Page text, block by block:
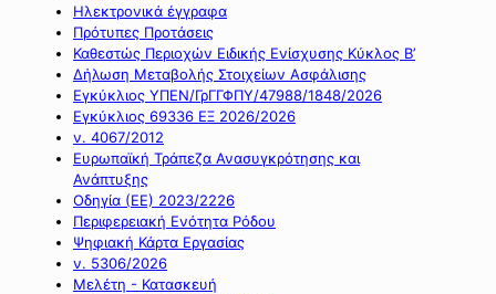
Ηλεκτρονικά έγγραφα
Πρότυπες Προτάσεις
Καθεστώς Περιοχών Ειδικής Ενίσχυσης Κύκλος Β’
Δήλωση Μεταβολής Στοιχείων Ασφάλισης
Εγκύκλιος ΥΠΕΝ/ΓρΓΓΦΠΥ/47988/1848/2026
Εγκύκλιος 69336 ΕΞ 2026/2026
ν. 4067/2012
Ευρωπαϊκή Τράπεζα Ανασυγκρότησης και
Ανάπτυξης
Οδηγία (ΕΕ) 2023/2226
Περιφερειακή Ενότητα Ρόδου
Ψηφιακή Κάρτα Εργασίας
ν. 5306/2026
Μελέτη - Κατασκευή